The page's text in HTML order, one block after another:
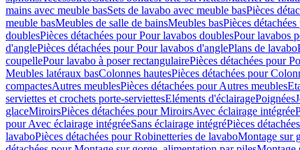
mains avec meuble basSets de lavabo avec meuble basPièces
meuble basMeubles de salle de bainsMeubles basPièces
doublesPièces détachées pour Pour lavabos doublesPour lavabos
d'anglePièces détachées pour Pour lavabos d'anglePlans de lavabo
coupellePour lavabo à poser rectangulairePièces détachées pour
Meubles latéraux basColonnes hautesPièces détachées pour
compactesAutres meublesPièces détachées pour Autres meubles
serviettes et crochets porte-serviettesEléments d'éclairagePoignées
glaceMiroirsPièces détachées pour MiroirsAvec éclairage intégrée
pour Avec éclairage intégréeSans éclairage intégréPièces
lavaboPièces détachées pour Robinetteries de lavaboMontage sur